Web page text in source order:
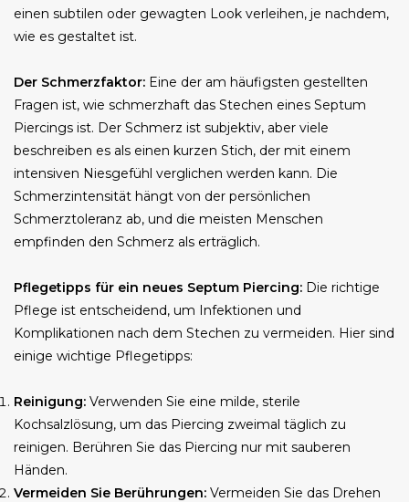
einen subtilen oder gewagten Look verleihen, je nachdem,
wie es gestaltet ist.
Der Schmerzfaktor: Eine der am häufigsten gestellten
Fragen ist, wie schmerzhaft das Stechen eines Septum
Piercings ist. Der Schmerz ist subjektiv, aber viele
beschreiben es als einen kurzen Stich, der mit einem
intensiven Niesgefühl verglichen werden kann. Die
Schmerzintensität hängt von der persönlichen
Schmerztoleranz ab, und die meisten Menschen
empfinden den Schmerz als erträglich.
Pflegetipps für ein neues Septum Piercing: Die richtige
Pflege ist entscheidend, um Infektionen und
Komplikationen nach dem Stechen zu vermeiden. Hier sind
einige wichtige Pflegetipps:
Reinigung: Verwenden Sie eine milde, sterile
Kochsalzlösung, um das Piercing zweimal täglich zu
reinigen. Berühren Sie das Piercing nur mit sauberen
Händen.
Vermeiden Sie Berührungen: Vermeiden Sie das Drehen